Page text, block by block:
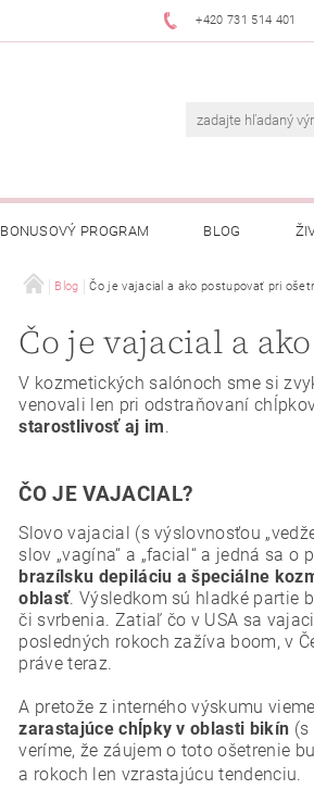
+420 731 514 401
BONUSOVÝ PROGRAM BLOG
Blog Čo je vajacial a ako postupovať pri
Čo je vajacial a
V kozmetických salónoch sme si
venovali len pri odstraňovaní
starostlivosť aj im.
ČO JE VAJACIAL?
Slovo vajacial (s výslovnosťou
slov „vagína“ a „facial“ a jedná sa o
brazílsku depiláciu a špeciálne
oblasť. Výsledkom sú hladké partie
či svrbenia. Zatiaľ čo v USA sa
posledných rokoch zažíva boom, v
práve teraz.
A pretože z interného výskumu
zarastajúce chĺpky v oblasti bikín (s
veríme, že záujem o toto ošetrenie
a rokoch len vzrastajúcu tendenciu.